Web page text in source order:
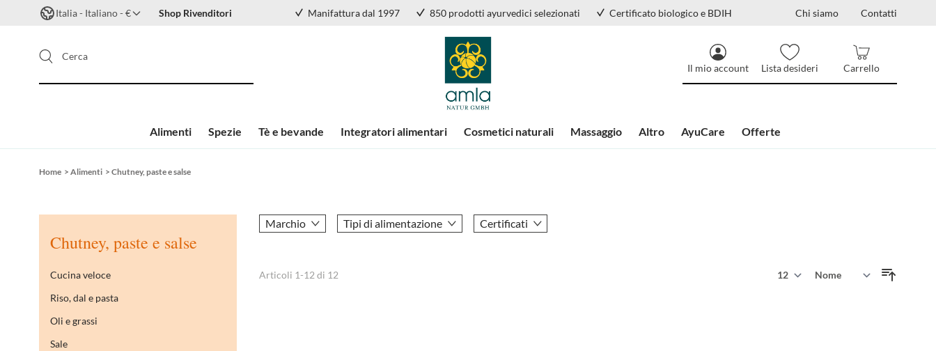
Italia - Italiano - € Shop Rivenditori Manifattura dal 1997 850 prodotti ayurvedici selezionati Certificato biologico e BDIH Chi siamo Contatti
Alimenti Spezie Tè e bevande Integratori alimentari Cosmetici naturali Massaggio Altro AyuCare Offerte
Il mio account Lista desideri
Cerca
Carrello
Home > Alimenti > Chutney, paste e salse
Chutney, paste e salse
Cucina veloce
Riso, dal e pasta
Oli e grassi
Sale
Marchio Tipi di alimentazione Certificati
Articoli 1-12 di 12
Ordina per